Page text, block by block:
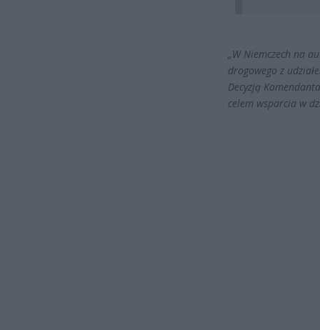
„ W Niemczech na
drogowego z
Decyzją
celem wsparcia w